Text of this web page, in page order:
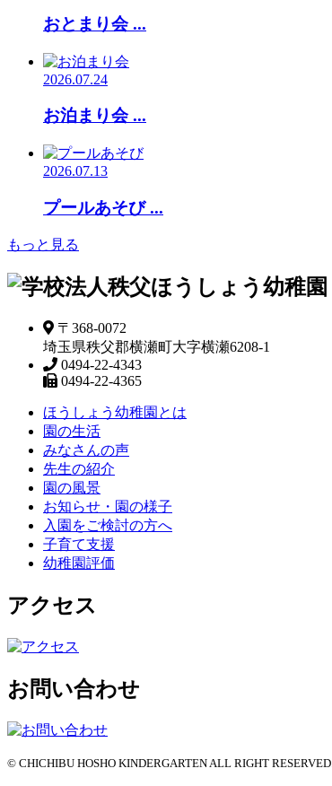
おとまり会 ...
2026.07.24
お泊まり会 ...
2026.07.13
プールあそび ...
もっと見る
〒368-0072
埼玉県秩父郡横瀬町大字横瀬6208-1
0494-22-4343
0494-22-4365
ほうしょう幼稚園とは
園の生活
みなさんの声
先生の紹介
園の風景
お知らせ・園の様子
入園をご検討の方へ
子育て支援
幼稚園評価
アクセス
お問い合わせ
© CHICHIBU HOSHO KINDERGARTEN ALL RIGHT RESERVED.